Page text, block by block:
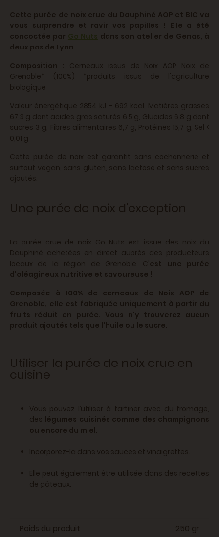
Cette purée de noix crue du Dauphiné AOP et BIO va
vous surprendre et ravir vos papilles ! Elle a été
concoctée par Go Nuts dans son atelier de Genas, à
deux pas de Lyon.
Composition : Cerneaux issus de Noix AOP Noix de
Grenoble* (100%)
*produits issus de l'agriculture
biologique
Valeur énergétique 2854 kJ - 692 kcal, Matières grasses
67,3 g dont acides gras saturés 6,5 g, Glucides 6,8 g dont
sucres 3 g, Fibres alimentaires 6,7 g, Protéines 15,7 g, Sel <
0,01 g
Cette purée de noix est garantit sans cochonnerie et
surtout vegan, sans gluten, sans lactose et sans sucres
ajoutés.
Une purée de noix d'exception
La purée crue de noix Go Nuts est issue des noix du
Dauphiné achetées en direct auprès des producteurs
locaux de la région de Grenoble. C'est une purée
d'oléagineux nutritive et savoureuse !
Composée à 100% de cerneaux de Noix AOP de
Grenoble, elle est fabriquée uniquement à partir du
fruits réduit en purée. Vous n'y trouverez aucun
produit ajoutés tels que l'huile ou le sucre.
Utiliser la purée de noix crue en
cuisine
Vous pouvez l’utiliser à tartiner avec du fromage,
des légumes cuisinés comme des champignons
ou encore du miel.
Incorporez-la dans vos sauces et vinaigrettes.
Elle peut également être utilisée dans des recettes
de gâteaux.
Poids du produit 250 gr